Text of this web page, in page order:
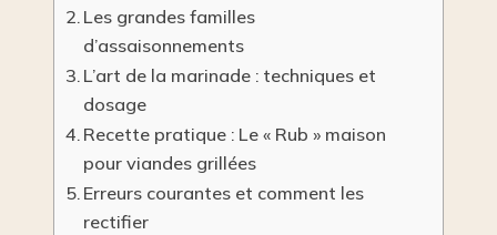
Les grandes familles
d’assaisonnements
L’art de la marinade : techniques et
dosage
Recette pratique : Le « Rub » maison
pour viandes grillées
Erreurs courantes et comment les
rectifier